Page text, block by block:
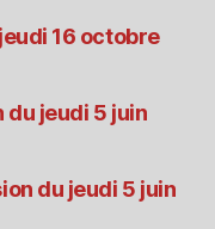
16 octobre
du jeudi 5 juin
du jeudi 5 juin